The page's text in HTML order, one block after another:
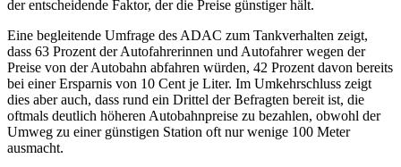
der entscheidende Faktor, der die Preise günstiger hält.
Eine begleitende Umfrage des ADAC zum Tankverhalten zeigt,
dass 63 Prozent der Autofahrerinnen und Autofahrer wegen der
Preise von der Autobahn abfahren würden, 42 Prozent davon bereits
bei einer Ersparnis von 10 Cent je Liter. Im Umkehrschluss zeigt
dies aber auch, dass rund ein Drittel der Befragten bereit ist, die
oftmals deutlich höheren Autobahnpreise zu bezahlen, obwohl der
Umweg zu einer günstigen Station oft nur wenige 100 Meter
ausmacht.